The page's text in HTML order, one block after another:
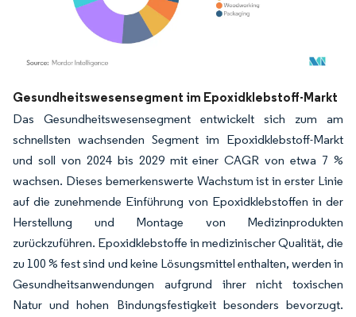
Bild © Mordor Intelligence. Wiederverwendung erfordert Namensnennung gemäß
Gesundheitswesensegment im Epoxidklebstoff-Markt
Das Gesundheitswesensegment entwickelt sich zum am
schnellsten wachsenden Segment im Epoxidklebstoff-Markt
und soll von 2024 bis 2029 mit einer CAGR von etwa 7 %
wachsen. Dieses bemerkenswerte Wachstum ist in erster Linie
auf die zunehmende Einführung von Epoxidklebstoffen in der
Herstellung und Montage von Medizinprodukten
zurückzuführen. Epoxidklebstoffe in medizinischer Qualität, die
zu 100 % fest sind und keine Lösungsmittel enthalten, werden in
Gesundheitsanwendungen aufgrund ihrer nicht toxischen
Natur und hohen Bindungsfestigkeit besonders bevorzugt.